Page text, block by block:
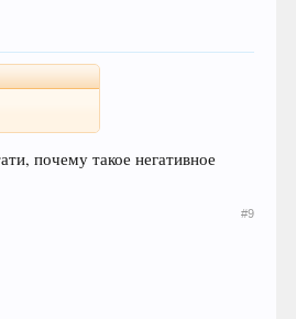
почему такое негативное
#9